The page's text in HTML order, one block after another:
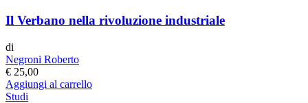
Il Verbano nella rivoluzione industriale
di
Negroni Roberto
€ 25,00
Aggiungi al carrello
Studi